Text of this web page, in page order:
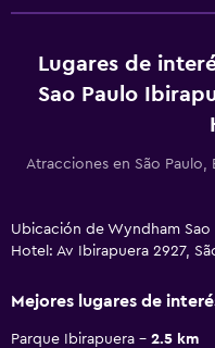
Lugares de
Sao Paulo
Atracciones en São
Ubicación de Wyndham
Hotel: Av Ibirapuera 2927,
Mejores lugares de
Parque Ibirapuera
2.5 km